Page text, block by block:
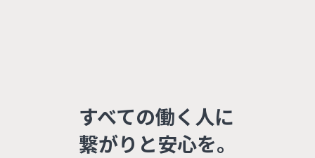
すべての働く人に
繋がりと安心を。